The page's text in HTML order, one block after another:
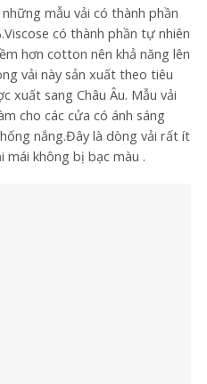
mẫu vải có thành phần
có thành phần tự nhiên
hơn cotton nên khả năng lên
vải này sản xuất theo tiêu
xuất sang Châu Âu. Mẫu vải
cho các cửa có ánh sáng
nắng.Đây là dòng vải rất ít
không bị bạc màu .